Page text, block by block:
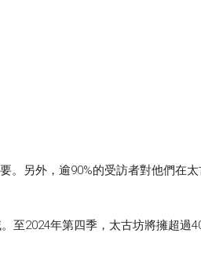
。另外，逾90%的受訪者對他們在
至2024年第四季，太古坊將擁超過